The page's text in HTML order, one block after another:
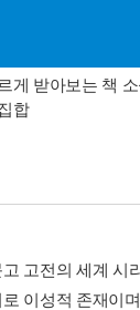
게 받아보는 책
합
고전의 세계 시
이성적 존재이